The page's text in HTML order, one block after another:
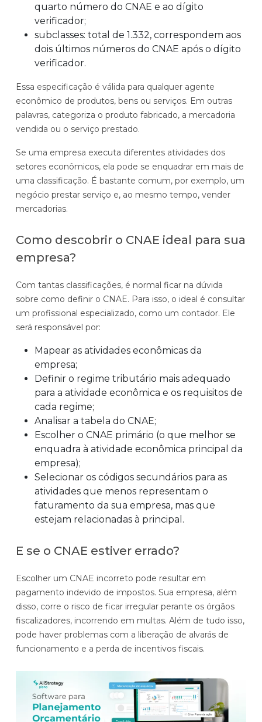
quarto número do CNAE e ao dígito
verificador;
subclasses: total de 1.332, correspondem aos
dois últimos números do CNAE após o dígito
verificador.
Essa especificação é válida para qualquer agente
econômico de produtos, bens ou serviços. Em outras
palavras, categoriza o produto fabricado, a mercadoria
vendida ou o serviço prestado.
Se uma empresa executa diferentes atividades dos
setores econômicos, ela pode se enquadrar em mais de
uma classificação. É bastante comum, por exemplo, um
negócio prestar serviço e, ao mesmo tempo, vender
mercadorias.
Como descobrir o CNAE ideal para sua
empresa?
Com tantas classificações, é normal ficar na dúvida
sobre como definir o CNAE. Para isso, o ideal é consultar
um profissional especializado, como um contador. Ele
será responsável por:
Mapear as atividades econômicas da
empresa;
Definir o regime tributário mais adequado
para a atividade econômica e os requisitos de
cada regime;
Analisar a tabela do CNAE;
Escolher o CNAE primário (o que melhor se
enquadra à atividade econômica principal da
empresa);
Selecionar os códigos secundários para as
atividades que menos representam o
faturamento da sua empresa, mas que
estejam relacionadas à principal.
E se o CNAE estiver errado?
Escolher um CNAE incorreto pode resultar em
pagamento indevido de impostos. Sua empresa, além
disso, corre o risco de ficar irregular perante os órgãos
fiscalizadores, incorrendo em multas. Além de tudo isso,
pode haver problemas com a liberação de alvarás de
funcionamento e a perda de incentivos fiscais.